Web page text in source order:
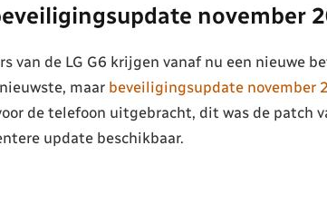
november
van de LG G6 krijgen vanaf nu een nieuwe
maar beveiligingsupdate november
de telefoon uitgebracht, dit was de patch
update beschikbaar.